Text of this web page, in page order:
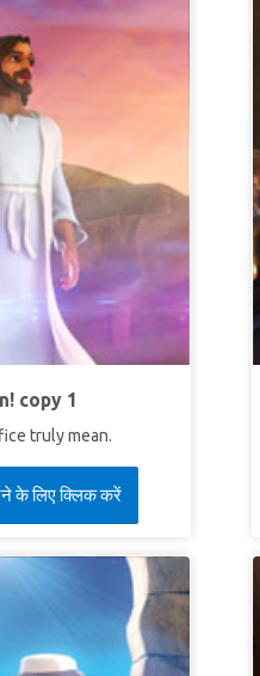
copy 1
truly mean.
के लिए क्लिक करें